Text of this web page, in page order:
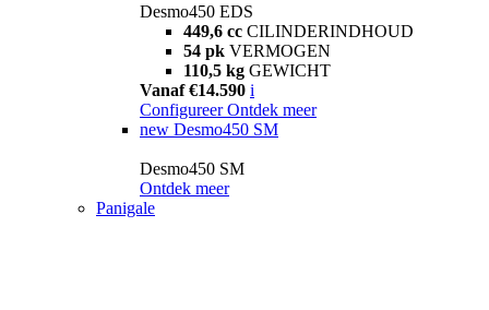
Desmo450 EDS
449,6 cc CILINDERINDHOUD
54 pk VERMOGEN
110,5 kg GEWICHT
Vanaf €14.590 i
Configureer Ontdek meer
new Desmo450 SM
Desmo450 SM
Ontdek meer
Panigale